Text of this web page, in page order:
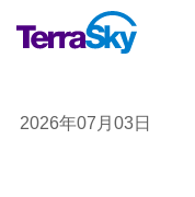
2026年07月03日